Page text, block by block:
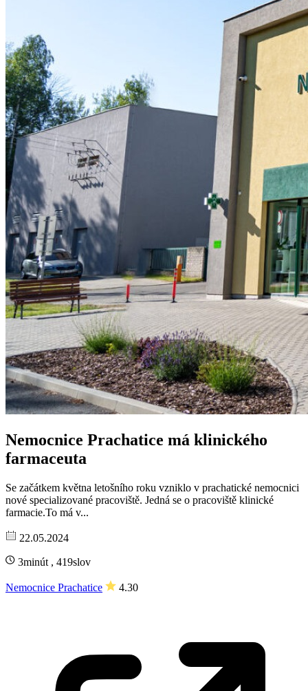
Nemocnice Prachatice má klinického
farmaceuta
Se začátkem května letošního roku vzniklo v prachatické nemocnici
nové specializované pracoviště. Jedná se o pracoviště klinické
farmacie.To má v...
22.05.2024
3minút , 419slov
Nemocnice Prachatice 4.30